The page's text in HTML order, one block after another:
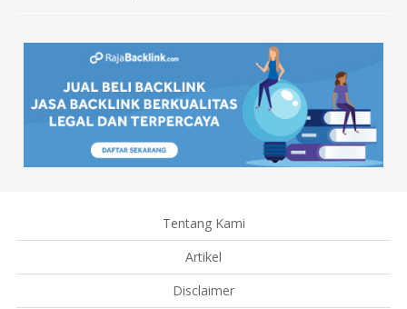
Tentang Kami
Artikel
Disclaimer